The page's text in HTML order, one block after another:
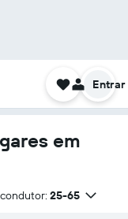
Entrar
em
25-65